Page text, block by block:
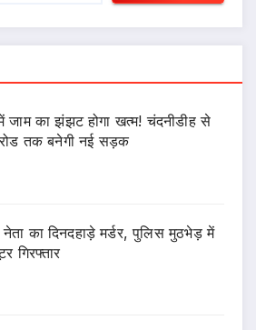
जाम का झंझट होगा खत्म! चंदनीडीह से
तक बनेगी नई सड़क
का दिनदहाड़े मर्डर, पुलिस मुठभेड़ में
गिरफ्तार